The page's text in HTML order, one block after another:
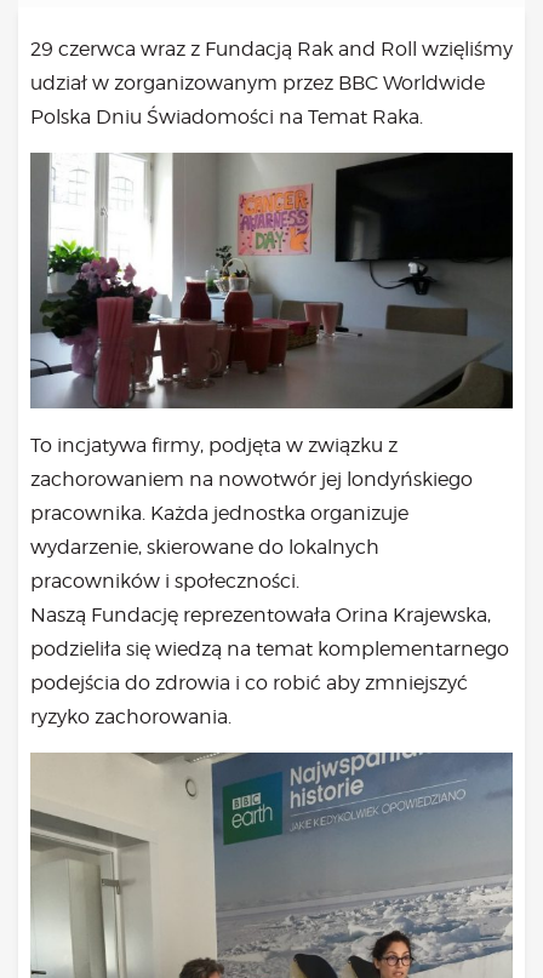
29 czerwca wraz z Fundacją Rak and Roll wzięliśmy
udział w zorganizowanym przez BBC Worldwide
Polska Dniu Świadomości na Temat Raka.
To incjatywa firmy, podjęta w związku z
zachorowaniem na nowotwór jej londyńskiego
pracownika. Każda jednostka organizuje
wydarzenie, skierowane do lokalnych
pracowników i społeczności.
Naszą Fundację reprezentowała Orina Krajewska,
podzieliła się wiedzą na temat komplementarnego
podejścia do zdrowia i co robić aby zmniejszyć
ryzyko zachorowania.
Jestem i Będę
Kurs mindfulness online
Bądź od Małego
Cykle edukacyjne (warsztaty i LIVE’y)
Infolinia
Sensowne ścieżki zdrowia
Zmieniamy niezdrowe na zdrowe
Cykl edukacyjny Powiat Piaseczeński
Onkoasystent
Storytel
Bądź na bieżąco
Będzie
Było
Porady
Duch
Psychika
Uśmiechnij się!
Media
Filmy
Galeria
„Bądź” w mediach
Kontakt